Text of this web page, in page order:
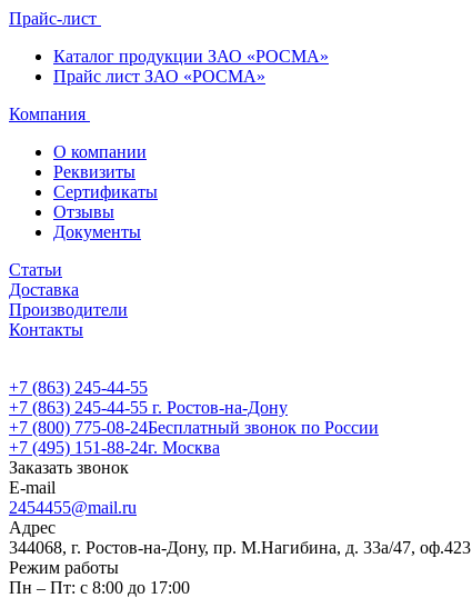
Прайс-лист
Каталог продукции ЗАО «РОСМА»
Прайс лист ЗАО «РОСМА»
Компания
О компании
Реквизиты
Сертификаты
Отзывы
Документы
Статьи
Доставка
Производители
Контакты
+7 (863) 245-44-55
+7 (863) 245-44-55 г. Ростов-на-Дону
+7 (800) 775-08-24Бесплатный звонок по России
+7 (495) 151-88-24г. Москва
Заказать звонок
E-mail
2454455@mail.ru
Адрес
344068, г. Ростов-на-Дону, пр. М.Нагибина, д. 33а/47, оф.423
Режим работы
Пн – Пт: с 8:00 до 17:00